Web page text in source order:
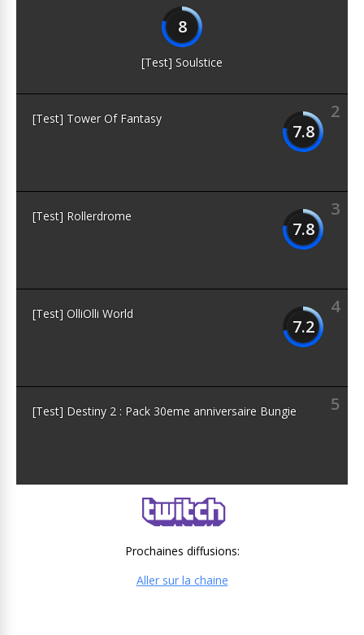
8
[Test] Soulstice
2
7.8
[Test] Tower Of Fantasy
3
7.8
[Test] Rollerdrome
4
7.2
[Test] OlliOlli World
5
[Test] Destiny 2 : Pack 30eme anniversaire Bungie
Prochaines diffusions:
Aller sur la chaine